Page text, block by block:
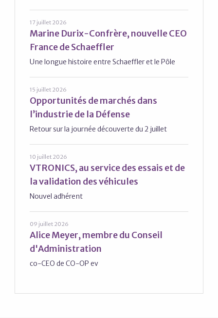
17 juillet 2026
Marine Durix-Confrère, nouvelle CEO
France de Schaeffler
Une longue histoire entre Schaeffler et le Pôle
15 juillet 2026
Opportunités de marchés dans
l’industrie de la Défense
Retour sur la journée découverte du 2 juillet
10 juillet 2026
VTRONICS, au service des essais et de
la validation des véhicules
Nouvel adhérent
09 juillet 2026
Alice Meyer, membre du Conseil
d'Administration
co-CEO de CO-OP ev